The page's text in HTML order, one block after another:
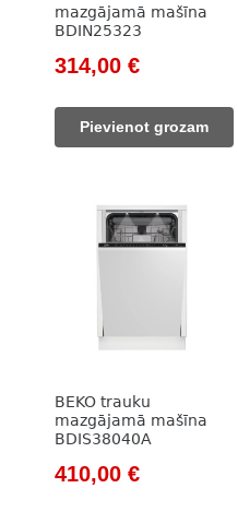
mazgājamā mašīna
BDIN25323
Original
was:
609,00 €.
314,00 €Current
Pievienot grozam
BEKO trauku
mazgājamā mašīna
BDIS38040A
Original
410,00 €Current